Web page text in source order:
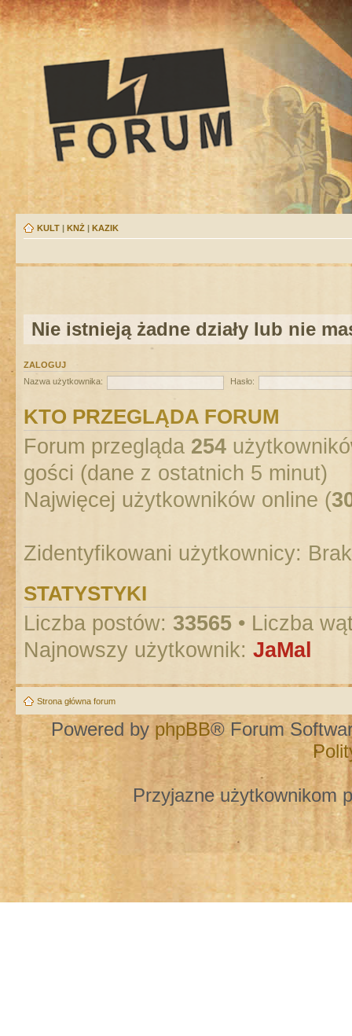
KULT | KNŻ | KAZIK
Nie istnieją żadne działy lub nie
ZALOGUJ
Nazwa użytkownika:
Hasło:
KTO PRZEGLĄDA FORUM
Forum przegląda 254
gości (dane z ostatnich 5 minut)
Najwięcej użytkowników online (
Zidentyfikowani użytkownicy:
STATYSTYKI
Liczba postów: 33565 • Liczba
Najnowszy użytkownik: JaMal
Strona główna forum
Powered by phpBB® Forum
Przyjazne użytkownikom